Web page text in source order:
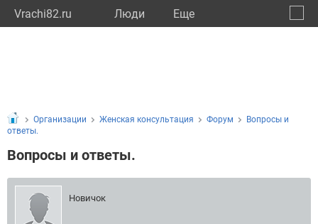
Vrachi82.ru Люди Eще
Организации Женская консультация Форум
Вопросы и
ответы.
Вопросы и ответы.
Новичок